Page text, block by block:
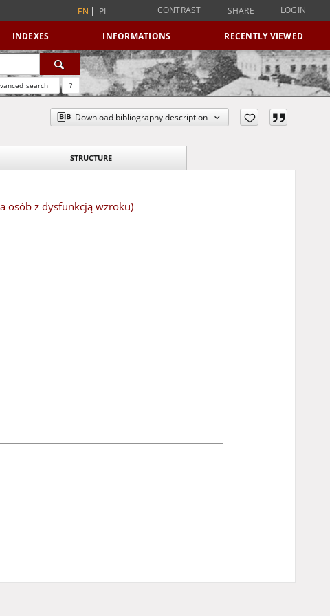
EN PL CONTRAST SHARE LOGIN
INDEXES INFORMATIONS RECENTLY VIEWED
search ?
Download bibliography description
STRUCTURE
osób z dysfunkcją wzroku)